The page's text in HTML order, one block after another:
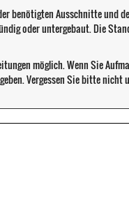
benötigten Ausschnitte und
oder untergebaut. Die
möglich. Wenn Sie
Vergessen Sie bitte